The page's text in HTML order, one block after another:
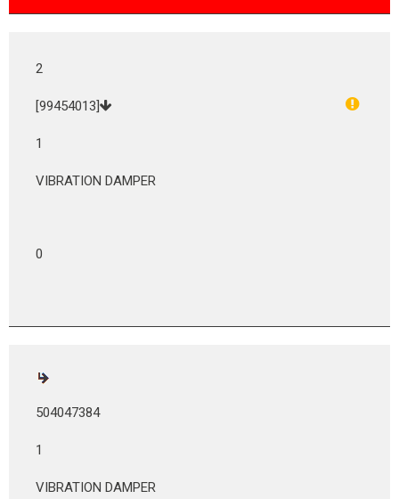
2
[99454013]
1
VIBRATION DAMPER
0
504047384
1
VIBRATION DAMPER